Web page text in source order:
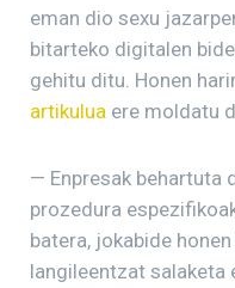
eman dio sexu
bitarteko digitalen
gehitu ditu. Honen
artikulua ere moldatu
— Enpresak behartuta
prozedura
batera, jokabide
langileentzat salaketa